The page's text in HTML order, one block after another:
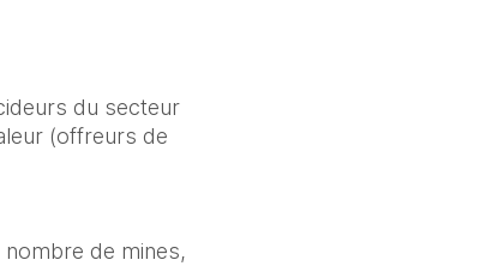
du secteur
(offreurs de
nombre de mines,